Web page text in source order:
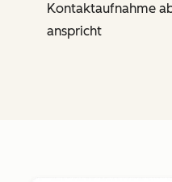
Kontaktaufnahme
anspricht